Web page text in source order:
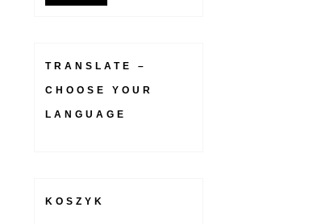
TRANSLATE –
CHOOSE YOUR
LANGUAGE
KOSZYK